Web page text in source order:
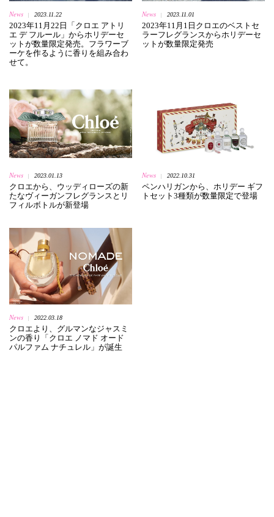
News 2023.11.22
2023年11月22日「クロエ アトリ
エ デ フルール」からホリデーセ
ットが数量限定発売。フラワーブ
ーケを作るように香りを組み合わ
せて。
News 2023.11.01
2023年11月1日クロエのベストセ
ラーフレグランスからホリデーセ
ットが数量限定発売
News 2023.01.13
クロエから、ウッディローズの新
たなヴィーガンフレグランスとリ
フィルボトルが新登場
News 2022.10.31
ペンハリガンから、ホリデー ギフ
トセット3種類が数量限定で登場
News 2022.03.18
クロエより、グルマンなジャスミ
ンの香り「クロエ ノマド オード
パルファム ナチュレル」が誕生